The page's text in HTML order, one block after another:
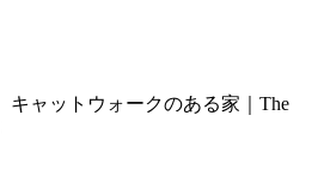
キャットウォークのある家｜The